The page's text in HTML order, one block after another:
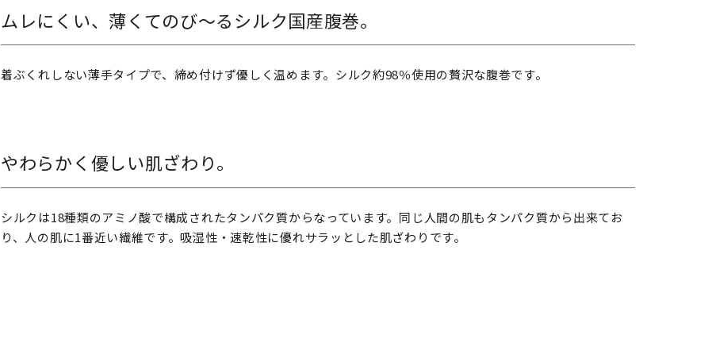
ムレにくい、薄くてのび～るシルク国産腹巻。
着ぶくれしない薄手タイプで、締め付けず優しく温めます。シルク約98％使用の贅沢な腹巻です。
やわらかく優しい肌ざわり。
シルクは18種類のアミノ酸で構成されたタンパク質からなっています。同じ人間の肌もタンパク質から出来てお
り、人の肌に1番近い繊維です。吸湿性・速乾性に優れサラッとした肌ざわりです。